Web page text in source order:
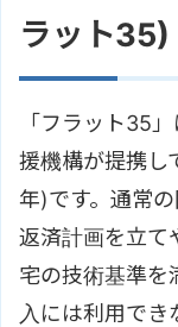
ラット35)
「フラット35
援機構が提携し
年)です。通常
返済計画を立て
宅の技術基準を
入には利用でき